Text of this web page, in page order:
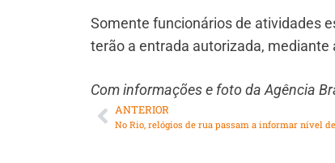
Somente funcionários de atividades
terão a entrada autorizada,
Com informações e foto da Agência
ANTERIOR
No Rio, relógios de rua passam a informar nível